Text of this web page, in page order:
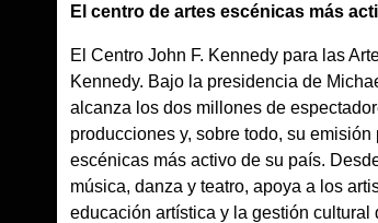
El centro de artes escénicas más
El Centro John F. Kennedy para las
Kennedy. Bajo la presidencia de
alcanza los dos millones de
producciones y, sobre todo, su
escénicas más activo de su país.
música, danza y teatro, apoya a los
educación artística y la gestión